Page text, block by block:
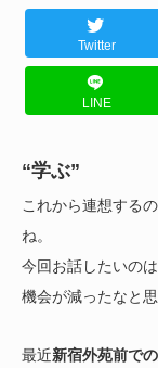
Twitter
LINE
“学ぶ”
これから連想する
ね。
今回お話したいの
機会が減ったなと
最近新宿外苑前で